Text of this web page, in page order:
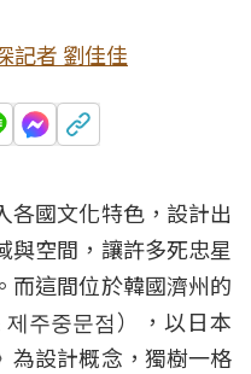
記者 劉佳佳
各國文化特色，設計出
與空間，讓許多死忠星
而這間位於韓國濟州的
제주중문점），以日本
為設計概念，獨樹一格